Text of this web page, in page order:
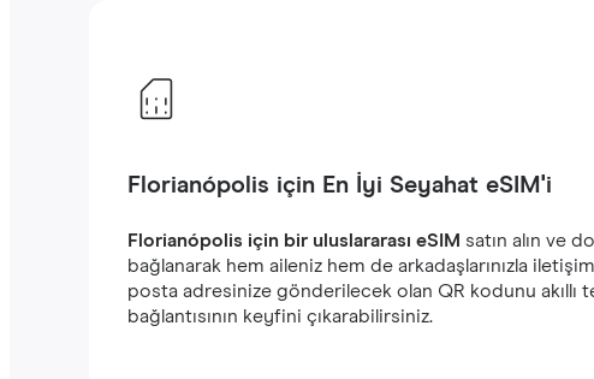
Florianópolis için En İyi Seyahat eSIM'i
Florianópolis için bir uluslararası eSIM satın alın ve
bağlanarak hem aileniz hem de arkadaşlarınızla
posta adresinize gönderilecek olan QR kodunu
bağlantısının keyfini çıkarabilirsiniz.‎